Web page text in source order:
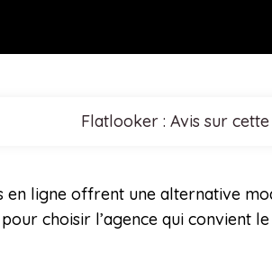
Flatlooker : Avis sur
en ligne offrent une alternative
choisir l’agence qui convient